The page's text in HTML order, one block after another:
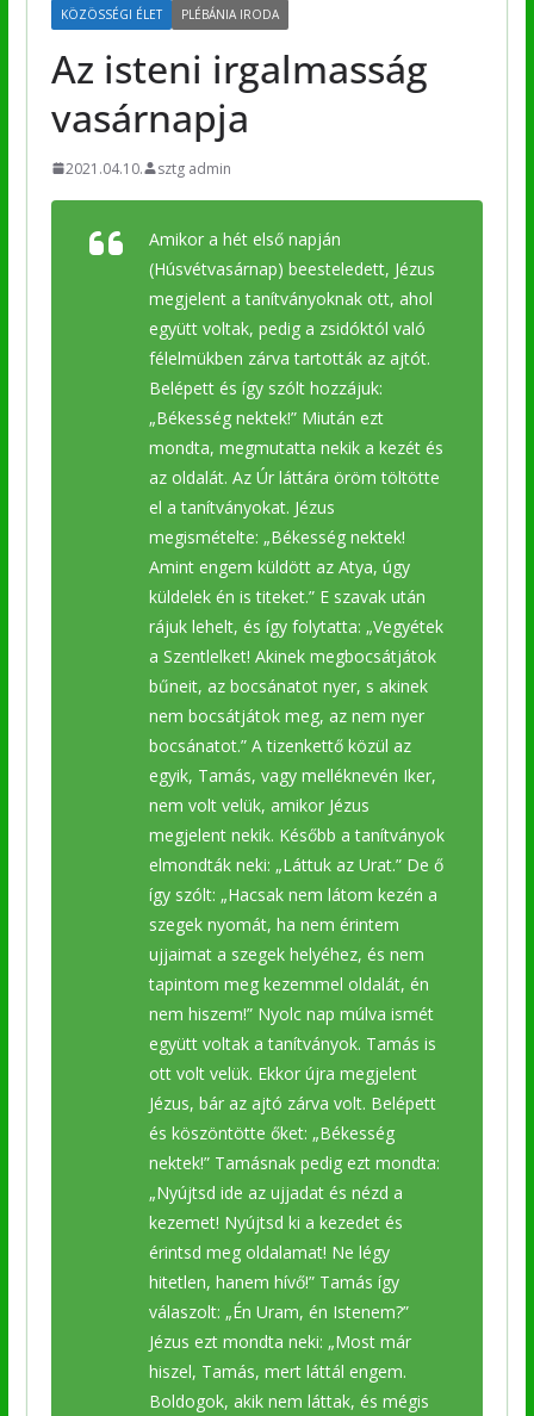
KÖZÖSSÉGI ÉLET PLÉBÁNIA IRODA
Az isteni irgalmasság
vasárnapja
2021.04.10. sztg admin
Amikor a hét első napján
(Húsvétvasárnap) beesteledett, Jézus
megjelent a tanítványoknak ott, ahol
együtt voltak, pedig a zsidóktól való
félelmükben zárva tartották az ajtót.
Belépett és így szólt hozzájuk:
„Békesség nektek!” Miután ezt
mondta, megmutatta nekik a kezét és
az oldalát. Az Úr láttára öröm töltötte
el a tanítványokat. Jézus
megismételte: „Békesség nektek!
Amint engem küldött az Atya, úgy
küldelek én is titeket.” E szavak után
rájuk lehelt, és így folytatta: „Vegyétek
a Szentlelket! Akinek megbocsátjátok
bűneit, az bocsánatot nyer, s akinek
nem bocsátjátok meg, az nem nyer
bocsánatot.” A tizenkettő közül az
egyik, Tamás, vagy melléknevén Iker,
nem volt velük, amikor Jézus
megjelent nekik. Később a tanítványok
elmondták neki: „Láttuk az Urat.” De ő
így szólt: „Hacsak nem látom kezén a
szegek nyomát, ha nem érintem
ujjaimat a szegek helyéhez, és nem
tapintom meg kezemmel oldalát, én
nem hiszem!” Nyolc nap múlva ismét
együtt voltak a tanítványok. Tamás is
ott volt velük. Ekkor újra megjelent
Jézus, bár az ajtó zárva volt. Belépett
és köszöntötte őket: „Békesség
nektek!” Tamásnak pedig ezt mondta:
„Nyújtsd ide az ujjadat és nézd a
kezemet! Nyújtsd ki a kezedet és
érintsd meg oldalamat! Ne légy
hitetlen, hanem hívő!” Tamás így
válaszolt: „Én Uram, én Istenem?”
Jézus ezt mondta neki: „Most már
hiszel, Tamás, mert láttál engem.
Boldogok, akik nem láttak, és mégis